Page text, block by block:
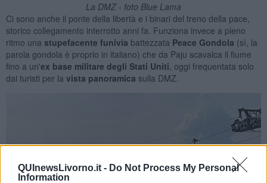
QUInewsLivorno.it - Do Not Process My Personal
Information
La DMZ - foto Blue Lama
Ci sono anche il ponte della libertà e i binari del treno della pace,
storico collegamento interrotto anni fa. Funziona invece a pieno
ritmo una stupefacente funivia battezzata Peace Gondola (sì, la
parola gondola è proprio in italiano) che da Paju scavalca il fiume
fino a un'ex base militare degli Stati Uniti, oggi frequentata solo
dai turisti per la vista panoramica sulla DMZ.